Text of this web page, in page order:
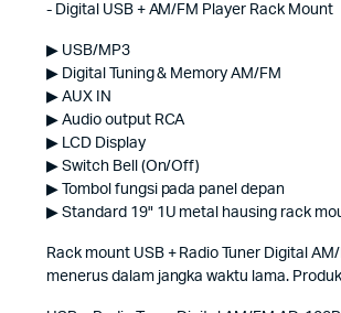
- Digital USB + AM/FM Player Rack Mount
▶ USB/MP3
▶ Digital Tuning & Memory AM/FM
▶ AUX IN
▶ Audio output RCA
▶ LCD Display
▶ Switch Bell (On/Off)
▶ Tombol fungsi pada panel depan
▶ Standard 19" 1U metal hausing rack
Rack mount USB + Radio Tuner Digital
menerus dalam jangka waktu lama.